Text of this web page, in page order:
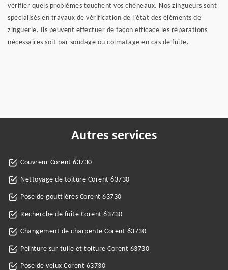
vérifier quels problèmes touchent vos chéneaux. Nos zingueurs sont
spécialisés en travaux de vérification de l’état des éléments de
zinguerie. Ils peuvent effectuer de façon efficace les réparations
nécessaires soit par soudage ou colmatage en cas de fuite.
Autres services
Couvreur Corent 63730
Nettoyage de toiture Corent 63730
Pose de gouttières Corent 63730
Recherche de fuite Corent 63730
Changement de charpente Corent 63730
Peinture sur tuile et toiture Corent 63730
Pose de velux Corent 63730